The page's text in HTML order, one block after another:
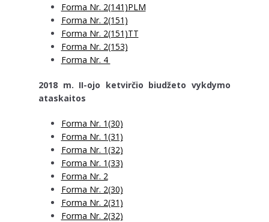
Forma Nr. 2(141)PLM
Forma Nr. 2(151)
Forma Nr. 2(151)TT
Forma Nr. 2(153)
Forma Nr. 4
2018 m. II-ojo ketvirčio biudžeto vykdymo
ataskaitos
Forma Nr. 1(30)
Forma Nr. 1(31)
Forma Nr. 1(32)
Forma Nr. 1(33)
Forma Nr. 2
Forma Nr. 2(30)
Forma Nr. 2(31)
Forma Nr. 2(32)